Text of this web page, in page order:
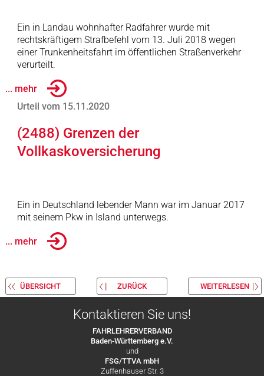
Ein in Landau wohnhafter Radfahrer wurde mit
rechtskräftigem Strafbefehl vom 13. Juli 2018 wegen
einer Trunkenheitsfahrt im öffentlichen Straßenverkehr
verurteilt.
... mehr
Urteil vom 15.11.2020
(2488) Grenzen der
Vollkaskoversicherung
Ein in Deutschland lebender Mann war im Januar 2017
mit seinem Pkw in Island unterwegs.
... mehr
ÜBERSICHT ZURÜCK WEITERLESEN
Kontaktieren Sie uns!
FAHRLEHRERVERBAND
Baden-Württemberg e.V.
und
FSG/TTVA mbH
Zuffenhauser Str. 3